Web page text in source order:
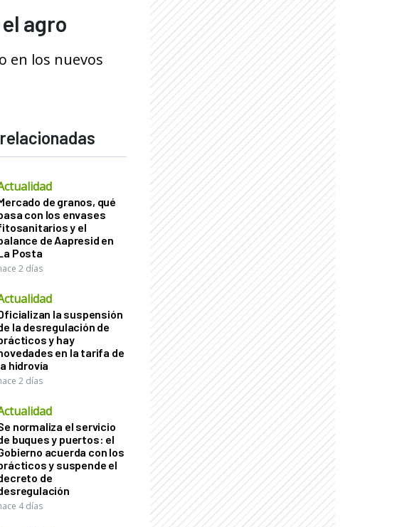
agro
en los nuevos
de granos, qué
con los envases
y el
de Aapresid en
Posta
2 días
la suspensión
la desregulación de
y hay
en la tarifa de
hidrovía
2 días
normaliza el servicio
buques y puertos: el
acuerda con los
y suspende el
de
4 días